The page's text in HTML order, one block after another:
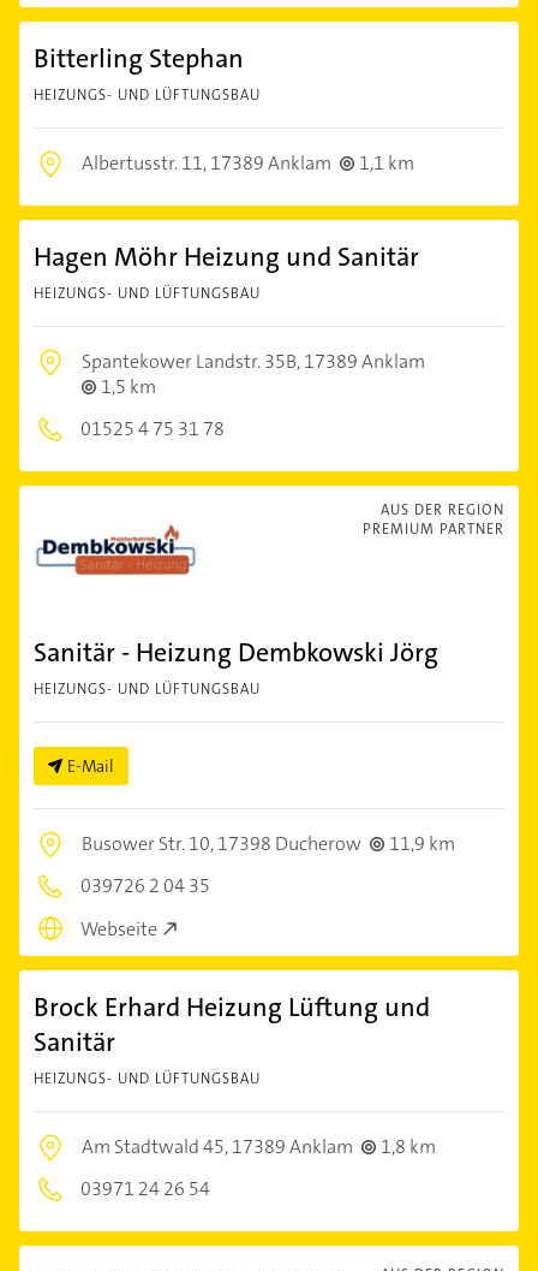
Bitterling Stephan
HEIZUNGS- UND LÜFTUNGSBAU
Albertusstr. 11,17389 Anklam 1,1 km
Hagen Möhr Heizung und Sanitär
HEIZUNGS- UND LÜFTUNGSBAU
Spantekower Landstr. 35B,17389 Anklam
1,5 km
01525 4 75 31 78
AUS DER REGION
PREMIUM PARTNER
Sanitär - Heizung Dembkowski Jörg
HEIZUNGS- UND LÜFTUNGSBAU
E-Mail
Busower Str. 10,17398 Ducherow
11,9 km
039726 2 04 35
Webseite
Brock Erhard Heizung Lüftung und
Sanitär
HEIZUNGS- UND LÜFTUNGSBAU
Am Stadtwald 45,17389 Anklam
1,8 km
03971 24 26 54